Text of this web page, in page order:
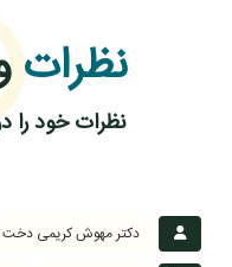
نظرات
نظرات خود را
دکتر مهوش کریمی دخت